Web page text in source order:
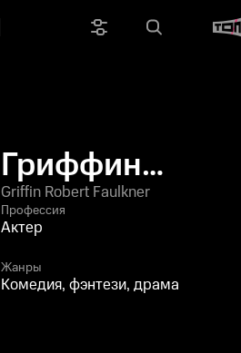
Гриффин
Роберт
Фолкнер
Griffin Robert Faulkner
Профессия
Актер
Жанры
Комедия, фэнтези, драма